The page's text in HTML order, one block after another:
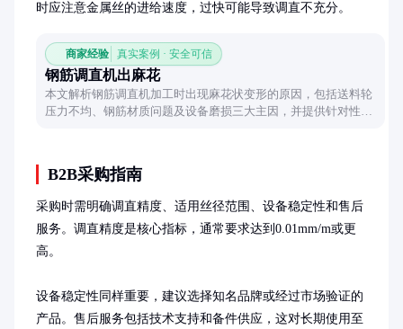
时应注意金属丝的进给速度，过快可能导致调直不充分。
商家经验 真实案例 · 安全可信
钢筋调直机出麻花
本文解析钢筋调直机加工时出现麻花状变形的原因，包括送料轮
压力不均、钢筋材质问题及设备磨损三大主因，并提供针对性解
B2B采购指南
采购时需明确调直精度、适用丝径范围、设备稳定性和售后
服务。调直精度是核心指标，通常要求达到0.01mm/m或更
高。
设备稳定性同样重要，建议选择知名品牌或经过市场验证的
产品。售后服务包括技术支持和备件供应，这对长期使用至